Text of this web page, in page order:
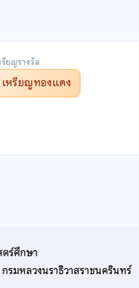
รียญรางวัล
เหรียญทองแดง
ร์ศึกษา
รมหลวงนราธิวาสราชนครินทร์